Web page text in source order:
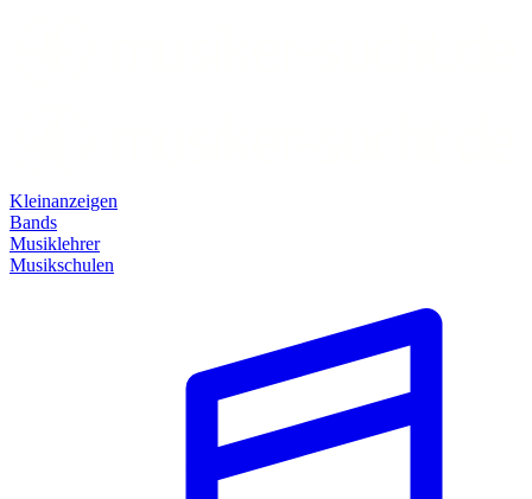
Kleinanzeigen
Bands
Musiklehrer
Musikschulen